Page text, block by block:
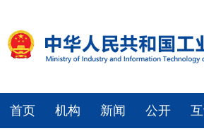
首页 机构 新闻 公开